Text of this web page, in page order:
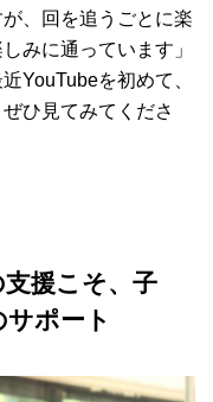
、回を追うごとに楽
みに通っています」
YouTubeを初めて、
ひ見てみてくださ
援こそ、子
ポート